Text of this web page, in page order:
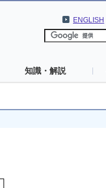
ENGLISH
知識・解説